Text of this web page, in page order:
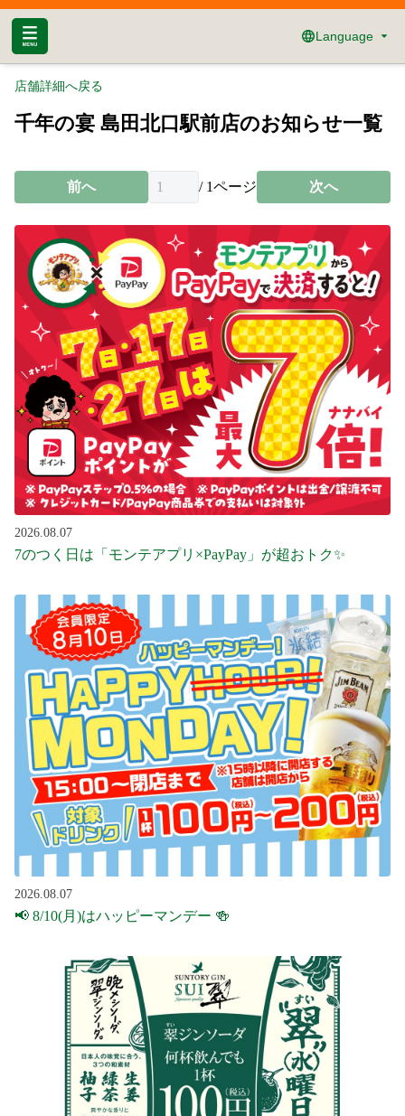
Language
店舗詳細へ戻る
千年の宴 島田北口駅前店のお知らせ一覧
前へ / 1ページ 次へ
2026.08.07
7のつく日は「モンテアプリ×PayPay」が超おトク✨
2026.08.07
📢 8/10(月)はハッピーマンデー 🍻